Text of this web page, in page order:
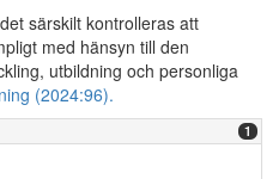
särskilt kontrolleras att
med hänsyn till den
utbildning och personliga
(2024:96).
1